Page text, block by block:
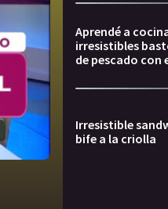
Aprendé a
irresistibles
de pescado con
Irresistible
bife a la criolla